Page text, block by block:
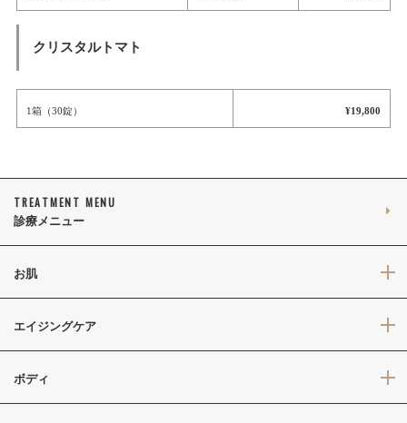
クリスタルトマト
1箱（30錠） ¥19,800
TREATMENT MENU
診療メニュー
お肌
エイジングケア
ボディ